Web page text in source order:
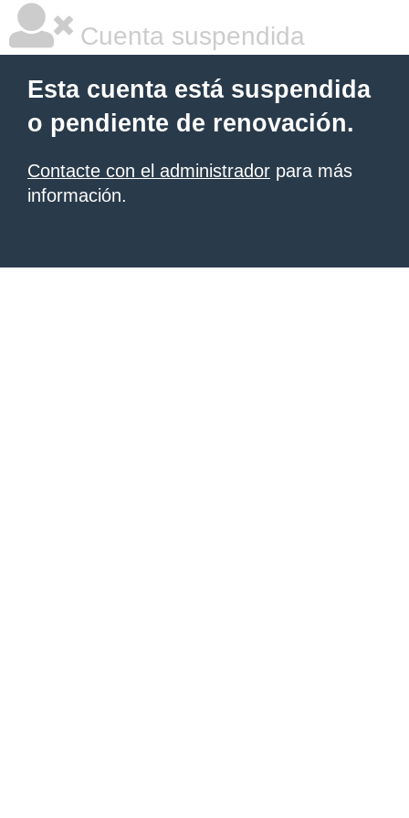
Cuenta suspendida
Esta cuenta está suspendida
o pendiente de renovación.
Contacte con el administrador para más
información.